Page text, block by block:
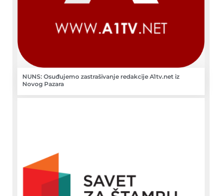
NUNS: Osuđujemo zastrašivanje redakcije A1tv.net iz
Novog Pazara